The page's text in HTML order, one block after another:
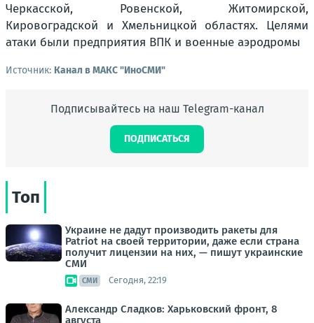
Черкасской, Ровенской, Житомирской,
Кировоградской и Хмельницкой областях. Целями
атаки были предприятия ВПК и военные аэродромы
Источник: Канал в МАКС "ИноСМИ"
Подписывайтесь на наш Telegram-канал
ПОДПИСАТЬСЯ
Топ
Украине не дадут производить ракеты для
Patriot на своей территории, даже если страна
получит лицензии на них, — пишут украинские
СМИ
СМИ Сегодня, 22:19
Александр Сладков: Харьковский фронт, 8
августа